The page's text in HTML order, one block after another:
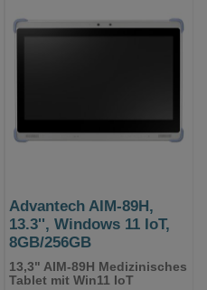
Advantech AIM-89H,
13.3'', Windows 11 IoT,
8GB/256GB
13,3" AIM-89H Medizinisches
Tablet mit Win11 IoT